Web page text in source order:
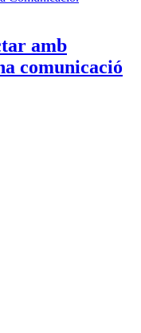
amb
comunicació